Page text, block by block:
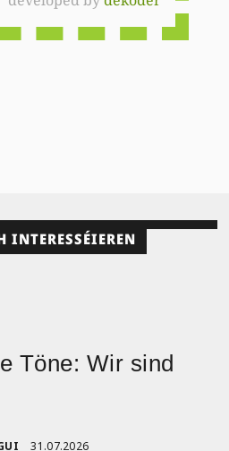
INTERESSÉIEREN
Töne: Wir sind
31.07.2026